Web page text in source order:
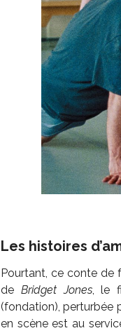
Les histoires
Pourtant, ce conte de
de Bridget Jones, le
(fondation), perturbée
en scène est au